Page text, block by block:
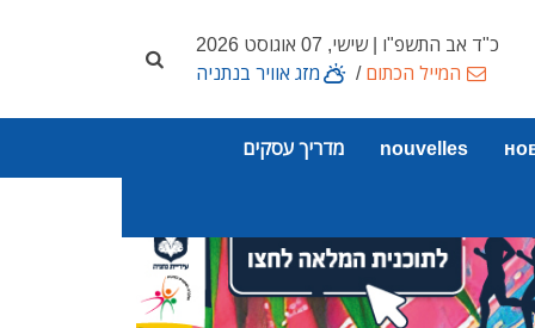
כ"ד אב התשפ"ו | שישי, 07 אוגוסט 2026
המייל הכתום/ מזג אוויר בנתניה
nouvelles מדריך עסקים